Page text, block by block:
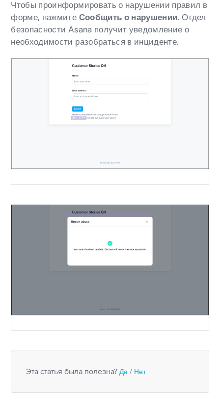
Чтобы проинформировать о нарушении правил в
форме, нажмите Сообщить о нарушении. Отдел
безопасности Asana получит уведомление о
необходимости разобраться в инциденте.
Эта статья была полезна? Да / Нет